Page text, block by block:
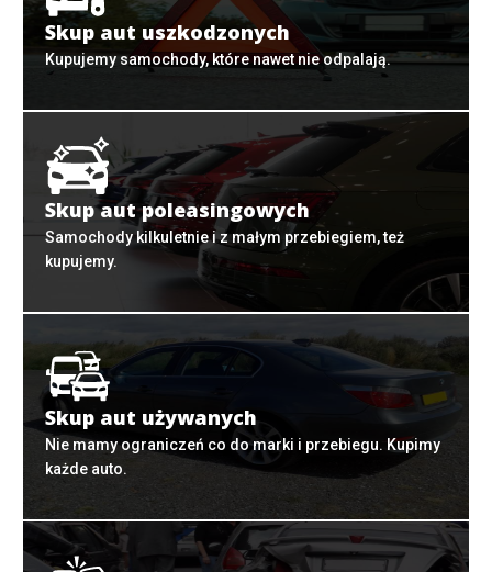
Skup aut uszkodzonych
Kupujemy samochody, które nawet nie odpalają.
Skup aut poleasingowych
Samochody kilkuletnie i z małym przebiegiem, też
kupujemy.
Skup aut używanych
Nie mamy ograniczeń co do marki i przebiegu. Kupimy
każde auto.